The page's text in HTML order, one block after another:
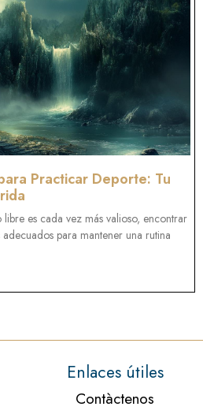
Practicar Deporte: Tu
es cada vez más valioso, encontrar
para mantener una rutina
Enlaces útiles
Contàctenos